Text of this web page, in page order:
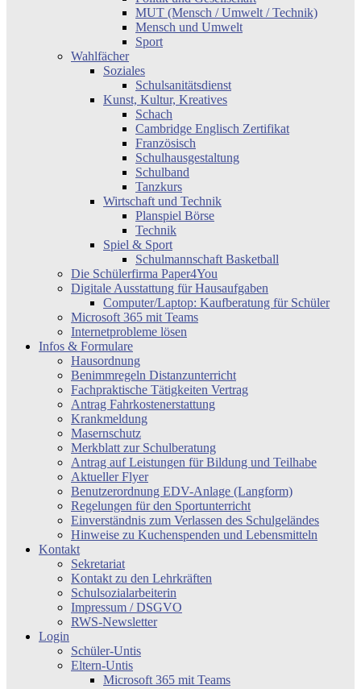
MUT (Mensch / Umwelt / Technik)
Mensch und Umwelt
Sport
Wahlfächer
Soziales
Schulsanitätsdienst
Kunst, Kultur, Kreatives
Schach
Cambridge Englisch Zertifikat
Französisch
Schulhausgestaltung
Schulband
Tanzkurs
Wirtschaft und Technik
Planspiel Börse
Technik
Spiel & Sport
Schulmannschaft Basketball
Die Schülerfirma Paper4You
Digitale Ausstattung für Hausaufgaben
Computer/Laptop: Kaufberatung für Schüler
Microsoft 365 mit Teams
Internetprobleme lösen
Infos & Formulare
Hausordnung
Benimmregeln Distanzunterricht
Fachpraktische Tätigkeiten Vertrag
Antrag Fahrkostenerstattung
Krankmeldung
Masernschutz
Merkblatt zur Schulberatung
Antrag auf Leistungen für Bildung und Teilhabe
Aktueller Flyer
Benutzerordnung EDV-Anlage (Langform)
Regelungen für den Sportunterricht
Einverständnis zum Verlassen des Schulgeländes
Hinweise zu Kuchenspenden und Lebensmitteln
Kontakt
Sekretariat
Kontakt zu den Lehrkräften
Schulsozialarbeiterin
Impressum / DSGVO
RWS-Newsletter
Login
Schüler-Untis
Eltern-Untis
Microsoft 365 mit Teams